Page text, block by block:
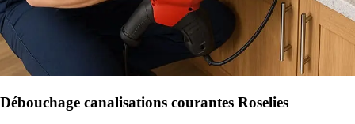
Débouchage canalisations courantes Roselies